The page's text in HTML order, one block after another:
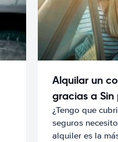
Alquilar un
gracias a
¿Tengo que
seguros
alquiler es la